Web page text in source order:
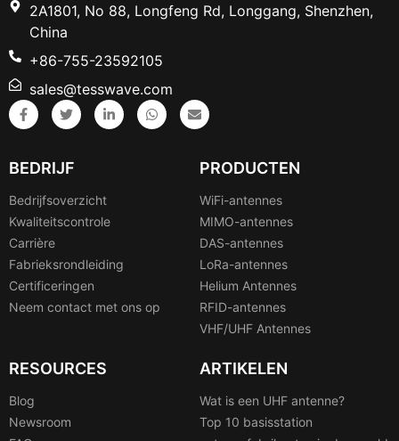
2A1801, No 88, Longfeng Rd, Longgang, Shenzhen,
China
+86-755-23592105
sales@tesswave.com
BEDRIJF
Bedrijfsoverzicht
Kwaliteitscontrole
Carrière
Fabrieksrondleiding
Certificeringen
Neem contact met ons op
PRODUCTEN
WiFi-antennes
MIMO-antennes
DAS-antennes
LoRa-antennes
Helium Antennes
RFID-antennes
VHF/UHF Antennes
RESOURCES
Blog
Newsroom
ARTIKELEN
Wat is een UHF antenne?
Top 10 basisstation